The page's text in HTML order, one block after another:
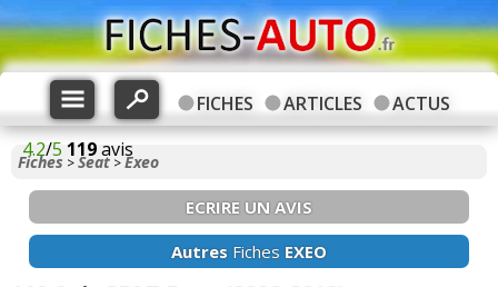
FICHES ARTICLES
ACTUS
4.2/5 119avis
Fiches >Seat >Exeo
ECRIRE UN AVIS
Autres Fiches EXEO